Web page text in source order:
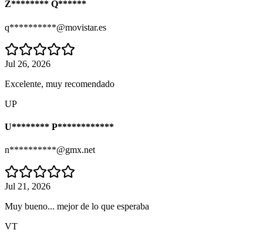
Z******** Q******
q**********@movistar.es
Jul 26, 2026
Excelente, muy recomendado
UP
U******** P************
n**********@gmx.net
Jul 21, 2026
Muy bueno... mejor de lo que esperaba
VT